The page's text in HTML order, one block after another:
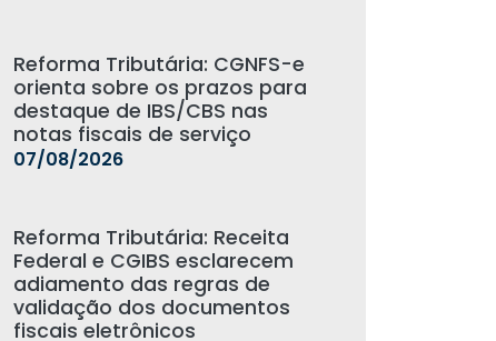
Reforma Tributária: CGNFS-e
orienta sobre os prazos para
destaque de IBS/CBS nas
notas fiscais de serviço
07/08/2026
Reforma Tributária: Receita
Federal e CGIBS esclarecem
adiamento das regras de
validação dos documentos
fiscais eletrônicos